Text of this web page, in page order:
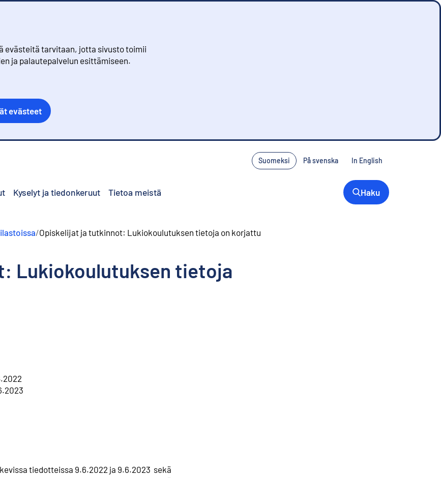
evästeitä tarvitaan, jotta sivusto toimii
ja palautepalvelun esittämiseen.
evästeet
Suomeksi På svenska In English
Kyselyt ja tiedonkeruut Tietoa meistä Haku
/Opiskelijat ja tutkinnot: Lukiokoulutuksen tietoja on korjattu
Lukiokoulutuksen tietoja
tiedotteissa 9.6.2022 ja 9.6.2023 sekä